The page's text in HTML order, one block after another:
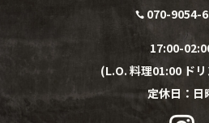
 070-9054-
17:00-
(L.O. 料理01:00 ド
定休日： 日